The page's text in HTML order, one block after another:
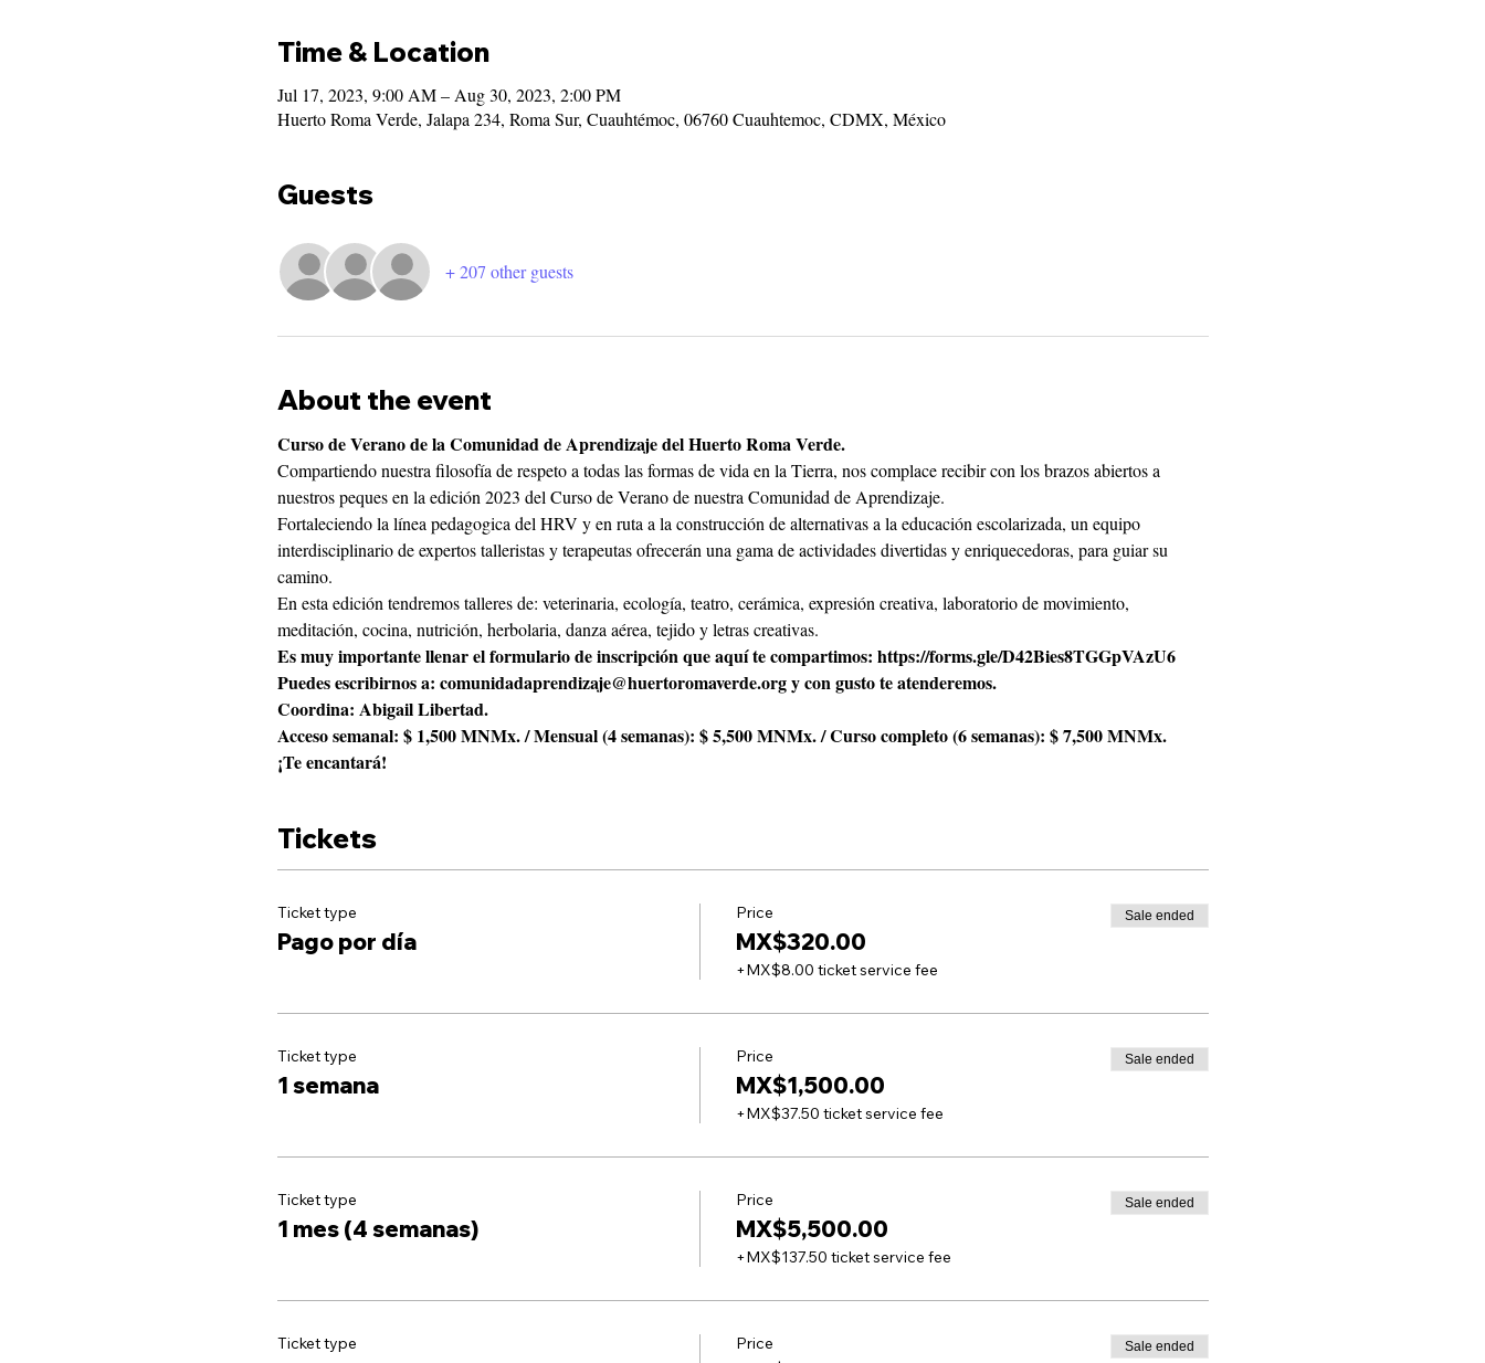
Time & Location
Jul 17, 2023, 9:00 AM – Aug 30, 2023, 2:00 PM
Huerto Roma Verde, Jalapa 234, Roma Sur, Cuauhtémoc, 06760 Cuauhtemoc, CDMX, México
Guests
+ 207 other guests
About the event
Curso de Verano de la Comunidad de Aprendizaje del Huerto Roma Verde.
Compartiendo nuestra filosofía de respeto a todas las formas de vida en la Tierra, nos complace recibir con los brazos abiertos a
nuestros peques en la edición 2023 del Curso de Verano de nuestra Comunidad de Aprendizaje.
Fortaleciendo la línea pedagogica del HRV y en ruta a la construcción de alternativas a la educación escolarizada, un equipo
interdisciplinario de expertos talleristas y terapeutas ofrecerán una gama de actividades divertidas y enriquecedoras, para guiar su
camino.
En esta edición tendremos talleres de: veterinaria, ecología, teatro, cerámica, expresión creativa, laboratorio de movimiento,
meditación, cocina, nutrición, herbolaria, danza aérea, tejido y letras creativas.
Es muy importante llenar el formulario de inscripción que aquí te compartimos: https://forms.gle/D42Bies8TGGpVAzU6
Puedes escribirnos a: comunidadaprendizaje@huertoromaverde.org y con gusto te atenderemos.
Coordina: Abigail Libertad.
Acceso semanal: $ 1,500 MNMx. / Mensual (4 semanas): $ 5,500 MNMx. / Curso completo (6 semanas): $ 7,500 MNMx.
¡Te encantará!
Tickets
Ticket type
Pago por día
Price
MX$320.00
+MX$8.00 ticket service fee
Sale ended
Ticket type
1 semana
Price
MX$1,500.00
+MX$37.50 ticket service fee
Sale ended
Ticket type
1 mes (4 semanas)
Price
MX$5,500.00
+MX$137.50 ticket service fee
Sale ended
Ticket type Price Sale ended